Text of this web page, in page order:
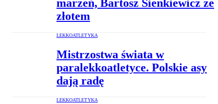
marzeń, Bartosz Sienkiewicz ze
złotem
LEKKOATLETYKA
Mistrzostwa świata w
paralekkoatletyce. Polskie asy
dają radę
LEKKOATLETYKA